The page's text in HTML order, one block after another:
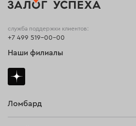
Ломбард
служба поддержки клиентов:
+7 499 519-00-00
Наши филиалы